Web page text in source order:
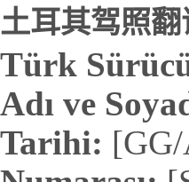
土耳其驾照
Türk
Adı ve
Tarihi: